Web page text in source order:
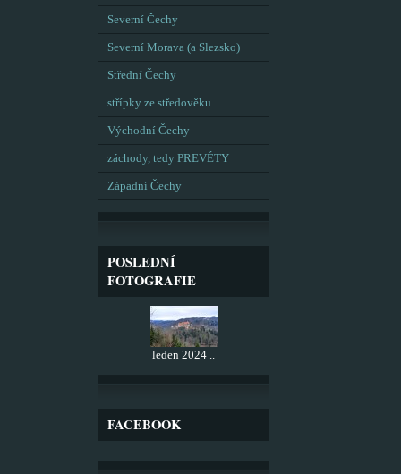
Severní Čechy
Severní Morava (a Slezsko)
Střední Čechy
střípky ze středověku
Východní Čechy
záchody, tedy PREVÉTY
Západní Čechy
POSLEDNÍ
FOTOGRAFIE
leden 2024 ..
FACEBOOK